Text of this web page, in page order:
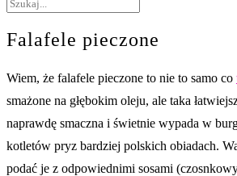
Falafele pieczone
Wiem, że falafele pieczone to nie to samo co
smażone na głębokim oleju, ale taka
naprawdę smaczna i świetnie wypada w
kotletów pryz bardziej polskich obiadach.
podać je z odpowiednimi sosami